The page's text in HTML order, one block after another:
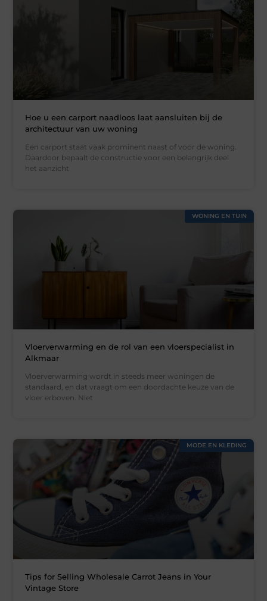
Hoe u een carport naadloos laat aansluiten bij de
architectuur van uw woning
Een carport staat vaak prominent naast of voor de woning.
Daardoor bepaalt de constructie voor een belangrijk deel
het aanzicht
WONING EN TUIN
Vloerverwarming en de rol van een vloerspecialist in
Alkmaar
Vloerverwarming wordt in steeds meer woningen de
standaard, en dat vraagt om een doordachte keuze van de
vloer erboven. Niet
MODE EN KLEDING
Tips for Selling Wholesale Carrot Jeans in Your
Vintage Store